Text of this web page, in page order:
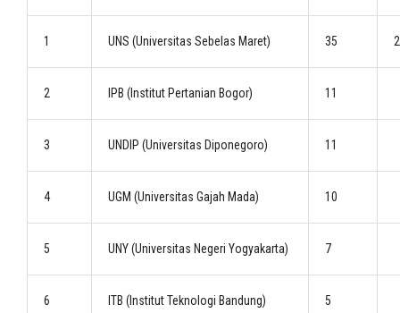
1 UNS (Universitas Sebelas Maret) 35 2
2 IPB (Institut Pertanian Bogor) 11
3 UNDIP (Universitas Diponegoro) 11
4 UGM (Universitas Gajah Mada) 10
5 UNY (Universitas Negeri Yogyakarta) 7
6 ITB (Institut Teknologi Bandung) 5